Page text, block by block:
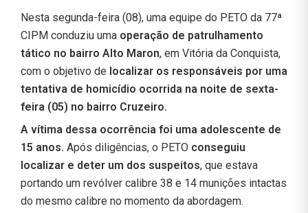
Nesta segunda-feira (08), uma equipe do PETO da 77ª
CIPM conduziu uma operação de patrulhamento
tático no bairro Alto Maron, em Vitória da Conquista,
com o objetivo de localizar os responsáveis por uma
tentativa de homicídio ocorrida na noite de sexta-
feira (05) no bairro Cruzeiro.
A vítima dessa ocorrência foi uma adolescente de
15 anos. Após diligências, o PETO conseguiu
localizar e deter um dos suspeitos, que estava
portando um revólver calibre 38 e 14 munições intactas
do mesmo calibre no momento da abordagem.